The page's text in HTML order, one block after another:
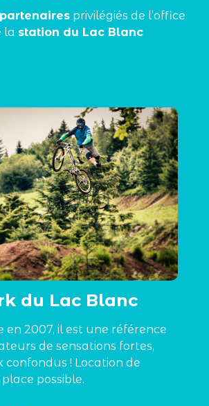
partenaires privilégiés de l’office
la station du Lac Blanc
du Lac Blanc
en 2007, il est une référence
de sensations fortes,
confondus ! Location de
possible.